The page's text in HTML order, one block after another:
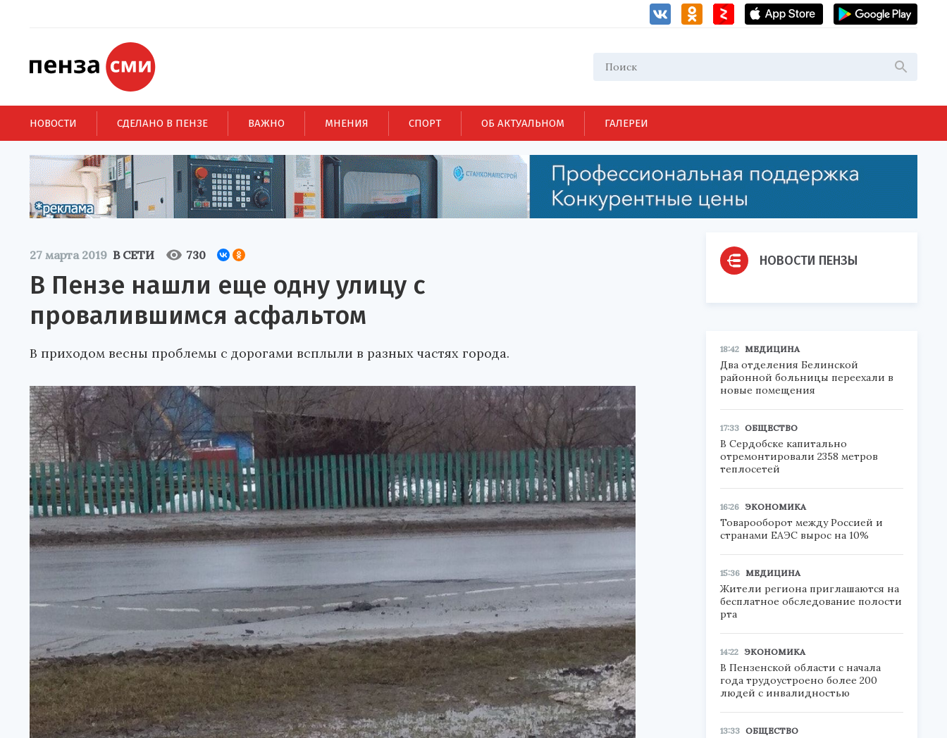
НОВОСТИ СДЕЛАНО В ПЕНЗЕ ВАЖНО МНЕНИЯ СПОРТ ОБ АКТУАЛЬНОМ ГАЛЕРЕИ
27 марта 2019 В СЕТИ 730
В Пензе нашли еще одну улицу с
провалившимся асфальтом
В приходом весны проблемы с дорогами всплыли в разных частях города.
НОВОСТИ ПЕНЗЫ
18:42 МЕДИЦИНА
Два отделения Белинской
районной больницы переехали в
новые помещения
17:33 ОБЩЕСТВО
В Сердобске капитально
отремонтировали 2358 метров
теплосетей
16:26 ЭКОНОМИКА
Товарооборот между Россией и
странами ЕАЭС вырос на 10%
15:36 МЕДИЦИНА
Жители региона приглашаются на
бесплатное обследование полости
рта
14:22 ЭКОНОМИКА
В Пензенской области с начала
года трудоустроено более 200
людей с инвалидностью
13:33 ОБЩЕСТВО